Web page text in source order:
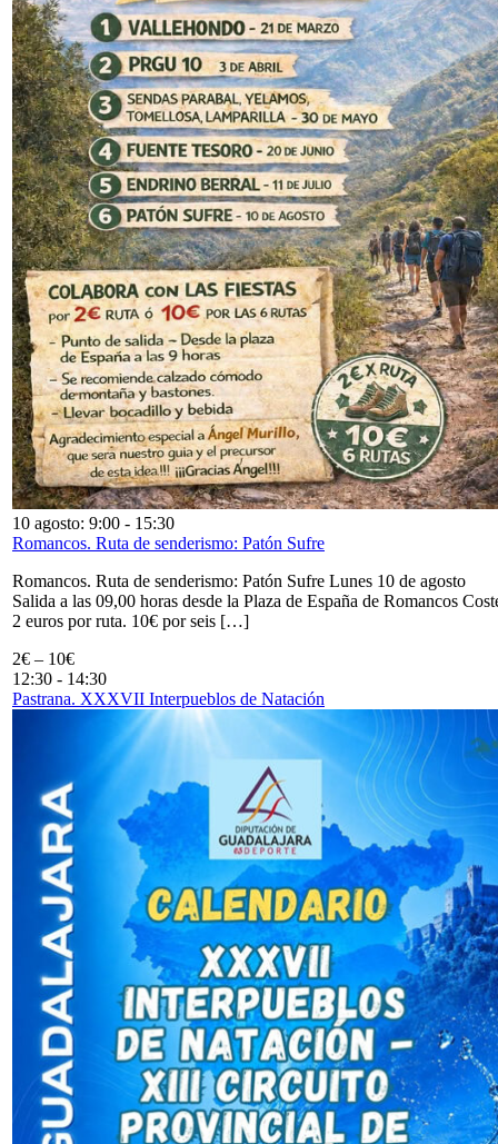
10 agosto: 9:00 - 15:30
Romancos. Ruta de senderismo: Patón Sufre
Romancos. Ruta de senderismo: Patón Sufre Lunes 10 de agosto
Salida a las 09,00 horas desde la Plaza de España de Romancos
2 euros por ruta. 10€ por seis […]
2€ – 10€
12:30 - 14:30
Pastrana. XXXVII Interpueblos de Natación